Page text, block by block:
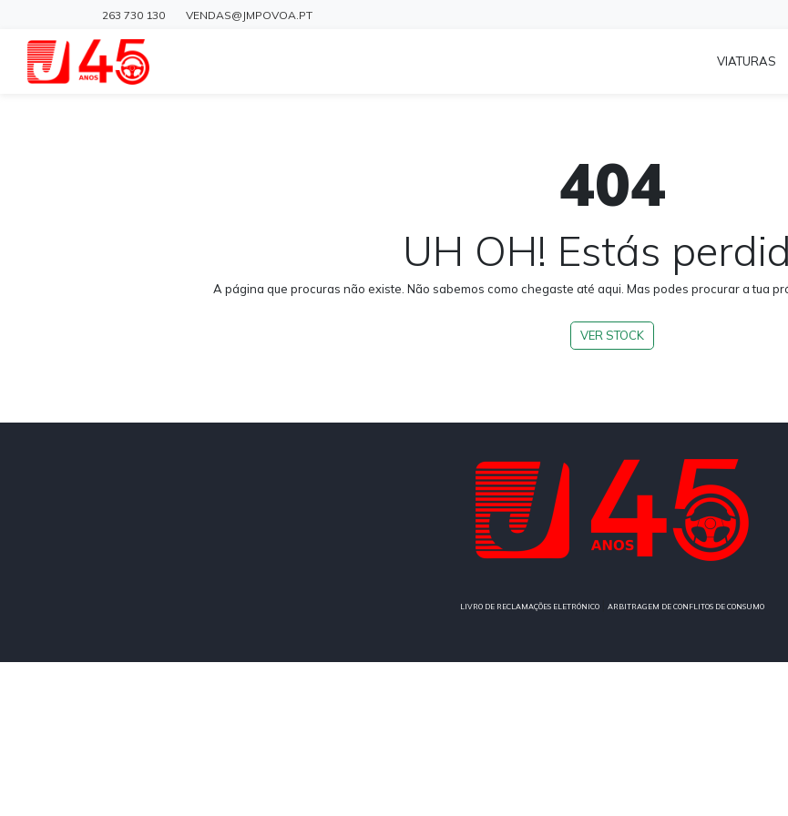
263 730 130 VENDAS@JMPOVOA.PT
VIATURAS
404
UH OH! Estás
A página que procuras não existe. Não sabemos como chegaste até aqui. Mas podes procurar a tua
VER STOCK
LIVRO DE RECLAMAÇÕES ELETRÓNICO ARBITRAGEM DE CONFLITOS DE CONSUMO